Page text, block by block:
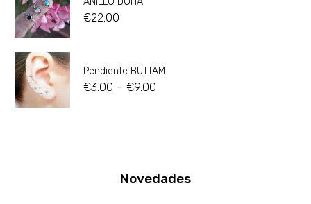
€22.00
Pendiente BUTTAM
€3.00 - €9.00
Novedades